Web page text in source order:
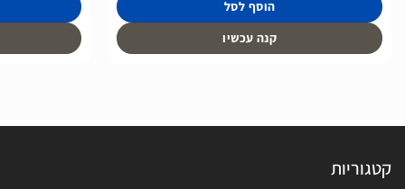
הוסף לסל
קנה עכשיו
קטגוריות